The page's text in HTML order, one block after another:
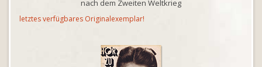
nach dem Zweiten Weltkrieg
letztes verfügbares Originalexemplar!